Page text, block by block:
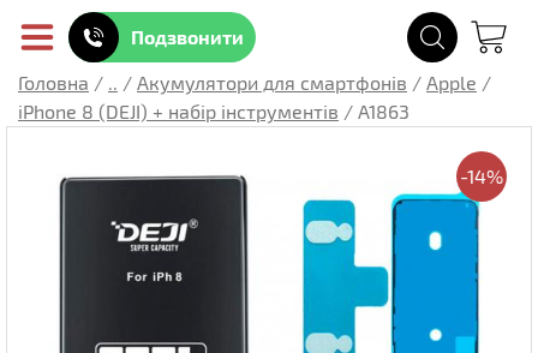
Подзвонити
Головна / .. / Акумулятори для смартфонів / Apple /
iPhone 8 (DEJI) + набір інструментів / A1863
-14%